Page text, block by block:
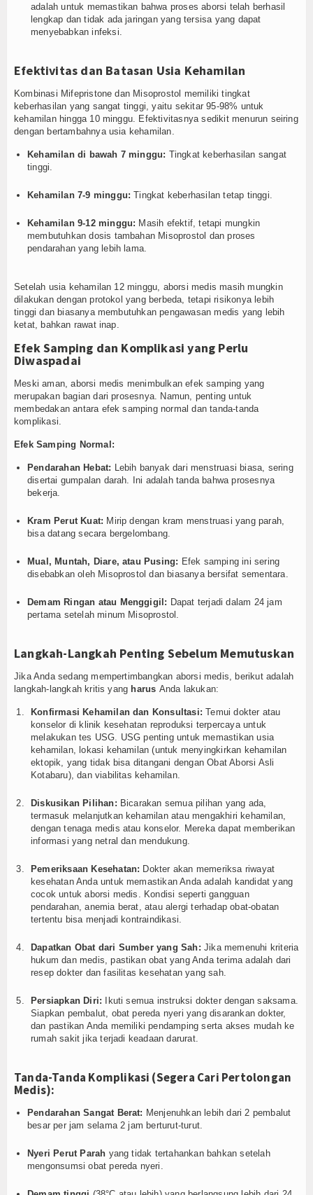
adalah untuk memastikan bahwa proses aborsi telah berhasil
lengkap dan tidak ada jaringan yang tersisa yang dapat
menyebabkan infeksi.
Efektivitas dan Batasan Usia Kehamilan
Kombinasi Mifepristone dan Misoprostol memiliki tingkat
keberhasilan yang sangat tinggi, yaitu sekitar 95-98% untuk
kehamilan hingga 10 minggu. Efektivitasnya sedikit menurun seiring
dengan bertambahnya usia kehamilan.
Kehamilan di bawah 7 minggu: Tingkat keberhasilan sangat
tinggi.
Kehamilan 7-9 minggu: Tingkat keberhasilan tetap tinggi.
Kehamilan 9-12 minggu: Masih efektif, tetapi mungkin
membutuhkan dosis tambahan Misoprostol dan proses
pendarahan yang lebih lama.
Setelah usia kehamilan 12 minggu, aborsi medis masih mungkin
dilakukan dengan protokol yang berbeda, tetapi risikonya lebih
tinggi dan biasanya membutuhkan pengawasan medis yang lebih
ketat, bahkan rawat inap.
Efek Samping dan Komplikasi yang Perlu
Diwaspadai
Meski aman, aborsi medis menimbulkan efek samping yang
merupakan bagian dari prosesnya. Namun, penting untuk
membedakan antara efek samping normal dan tanda-tanda
komplikasi.
Efek Samping Normal:
Pendarahan Hebat: Lebih banyak dari menstruasi biasa, sering
disertai gumpalan darah. Ini adalah tanda bahwa prosesnya
bekerja.
Kram Perut Kuat: Mirip dengan kram menstruasi yang parah,
bisa datang secara bergelombang.
Mual, Muntah, Diare, atau Pusing: Efek samping ini sering
disebabkan oleh Misoprostol dan biasanya bersifat sementara.
Demam Ringan atau Menggigil: Dapat terjadi dalam 24 jam
pertama setelah minum Misoprostol.
Langkah-Langkah Penting Sebelum Memutuskan
Jika Anda sedang mempertimbangkan aborsi medis, berikut adalah
langkah-langkah kritis yang harus Anda lakukan:
Konfirmasi Kehamilan dan Konsultasi: Temui dokter atau
konselor di klinik kesehatan reproduksi terpercaya untuk
melakukan tes USG. USG penting untuk memastikan usia
kehamilan, lokasi kehamilan (untuk menyingkirkan kehamilan
ektopik, yang tidak bisa ditangani dengan Obat Aborsi Asli
Kotabaru), dan viabilitas kehamilan.
Diskusikan Pilihan: Bicarakan semua pilihan yang ada,
termasuk melanjutkan kehamilan atau mengakhiri kehamilan,
dengan tenaga medis atau konselor. Mereka dapat memberikan
informasi yang netral dan mendukung.
Pemeriksaan Kesehatan: Dokter akan memeriksa riwayat
kesehatan Anda untuk memastikan Anda adalah kandidat yang
cocok untuk aborsi medis. Kondisi seperti gangguan
pendarahan, anemia berat, atau alergi terhadap obat-obatan
tertentu bisa menjadi kontraindikasi.
Dapatkan Obat dari Sumber yang Sah: Jika memenuhi kriteria
hukum dan medis, pastikan obat yang Anda terima adalah dari
resep dokter dan fasilitas kesehatan yang sah.
Persiapkan Diri: Ikuti semua instruksi dokter dengan saksama.
Siapkan pembalut, obat pereda nyeri yang disarankan dokter,
dan pastikan Anda memiliki pendamping serta akses mudah ke
rumah sakit jika terjadi keadaan darurat.
Tanda-Tanda Komplikasi (Segera Cari Pertolongan
Medis):
Pendarahan Sangat Berat: Menjenuhkan lebih dari 2 pembalut
besar per jam selama 2 jam berturut-turut.
Nyeri Perut Parah yang tidak tertahankan bahkan setelah
mengonsumsi obat pereda nyeri.